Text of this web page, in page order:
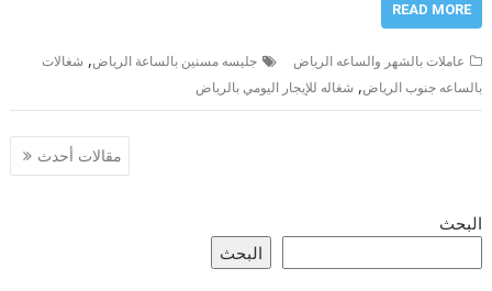
READ MORE
عاملات بالشهر والساعه الرياض جليسه مسنين بالساعة الرياض, شغالات
بالساعه جنوب الرياض, شغاله للإيجار اليومي بالرياض
مقالات أحدث
البحث
البحث